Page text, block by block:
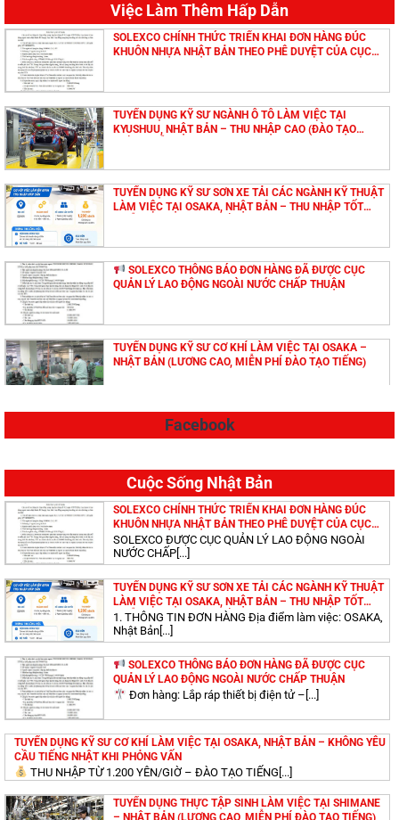
Việc Làm Thêm Hấp Dẫn
SOLEXCO CHÍNH THỨC TRIỂN KHAI ĐƠN HÀNG ĐÚC
KHUÔN NHỰA NHẬT BẢN THEO PHÊ DUYỆT CỦA CỤC
TUYỂN DỤNG KỸ SƯ NGÀNH Ô TÔ LÀM VIỆC TẠI
KYUSHUU, NHẬT BẢN – THU NHẬP CAO (ĐÀO TẠO
TUYỂN DỤNG KỸ SƯ SƠN XE TẢI CÁC NGÀNH KỸ THUẬT
LÀM VIỆC TẠI OSAKA, NHẬT BẢN – THU NHẬP TỐT
SOLEXCO THÔNG BÁO ĐƠN HÀNG ĐÃ ĐƯỢC CỤC
QUẢN LÝ LAO ĐỘNG NGOÀI NƯỚC CHẤP THUẬN
TUYỂN DỤNG KỸ SƯ CƠ KHÍ LÀM VIỆC TẠI OSAKA –
NHẬT BẢN (LƯƠNG CAO, MIỄN PHÍ ĐÀO TẠO TIẾNG)
TUYỂN DỤNG KỸ SƯ LÀM VIỆC TẠI IBARAKI – NHẬT
BẢN (LƯƠNG CAO, MIỄN PHÍ ĐÀO TẠO TIẾNG)
TUYỂN DỤNG KỸ SƯ ĐIỆN LÀM VIỆC TẠI OSAKA – NHẬT
BẢN (LƯƠNG CAO, MIỄN PHÍ ĐÀO TẠO TIẾNG)
TUYỂN DỤNG KỸ SƯ CHẤT LƯỢNG CAO LÀM VIỆC TẠI
AICHIKEN, MIEKEN – NHẬT BẢN
TUYỂN DỤNG KỸ SƯ CƠ KHÍ LÀM VIỆC TẠI
SHIMANEKEN – NHẬT BẢN (LƯƠNG CAO, MIỄN PHÍ ĐÀO
TẠO TIẾNG)
TUYỂN DỤNG KỸ SƯ XÂY DỰNG LÀM VIỆC TẠI AICHI –
NHẬT BẢN (LƯƠNG CAO, MIỄN PHÍ ĐÀO TẠO TIẾNG)
ĐƠN HÀNG TOKUTEI THỰC PHẨM TẠI SAITAMA – NHẬT
Facebook
Cuộc Sống Nhật Bản
SOLEXCO CHÍNH THỨC TRIỂN KHAI ĐƠN HÀNG ĐÚC
KHUÔN NHỰA NHẬT BẢN THEO PHÊ DUYỆT CỦA CỤC
QUẢN LÝ LAO ĐỘNG NGOÀI NƯỚC
SOLEXCO ĐƯỢC CỤC QUẢN LÝ LAO ĐỘNG NGOÀI
NƯỚC CHẤP[...]
TUYỂN DỤNG KỸ SƯ SƠN XE TẢI CÁC NGÀNH KỸ THUẬT
LÀM VIỆC TẠI OSAKA, NHẬT BẢN – THU NHẬP TỐT
(MIỄN PHÍ ĐÀO TẠO TIẾNG NHẬT)
1. THÔNG TIN ĐƠN HÀNG Địa điểm làm việc: OSAKA,
Nhật Bản[...]
SOLEXCO THÔNG BÁO ĐƠN HÀNG ĐÃ ĐƯỢC CỤC
QUẢN LÝ LAO ĐỘNG NGOÀI NƯỚC CHẤP THUẬN
Đơn hàng: Lắp ráp thiết bị điện tử –[...]
TUYỂN DỤNG KỸ SƯ CƠ KHÍ LÀM VIỆC TẠI OSAKA, NHẬT BẢN – KHÔNG YÊU
CẦU TIẾNG NHẬT KHI PHỎNG VẤN
THU NHẬP TỪ 1.200 YÊN/GIỜ – ĐÀO TẠO TIẾNG[...]
TUYỂN DỤNG THỰC TẬP SINH LÀM VIỆC TẠI SHIMANE
– NHẬT BẢN (LƯƠNG CAO, MIỄN PHÍ ĐÀO TẠO TIẾNG)